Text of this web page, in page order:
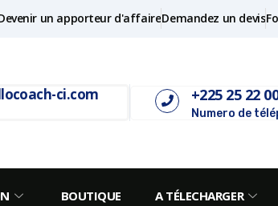
un apporteur d'affaireDemandez un devis
ci.com +225 25 22
Numero de
BOUTIQUE A TÉLECHARGER